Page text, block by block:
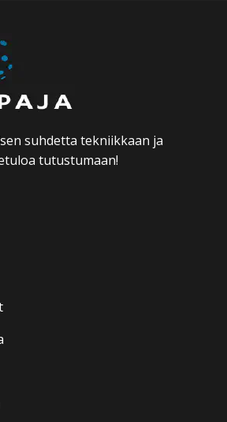
suhdetta tekniikkaan ja
tutustumaan!